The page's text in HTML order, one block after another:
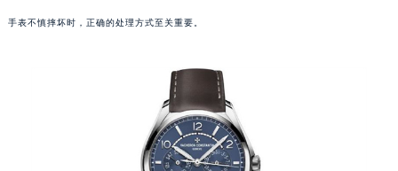
手表不慎摔坏时，正确的处理方式至关重要。